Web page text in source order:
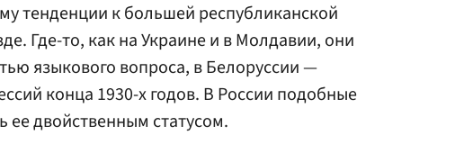
тенденции к большей республиканской
Где-то, как на Украине и в Молдавии, они
языкового вопроса, в Белоруссии —
конца 1930-х годов. В России подобные
ее двойственным статусом.